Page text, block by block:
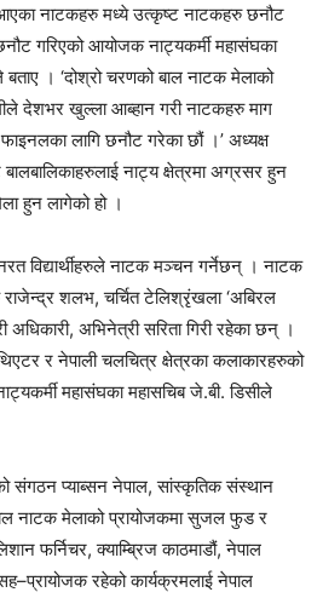
नाटकहरु मध्ये उत्कृष्ट नाटकहरु छनौट
गरिएको आयोजक नाट्यकर्मी महासंघका
बताए । ‘दोश्रो चरणको बाल नाटक मेलाको
देशभर खुल्ला आब्हान गरी नाटकहरु माग
लागि छनौट गरेका छौं ।’ अध्यक्ष
नाट्य क्षेत्रमा अग्रसर हुन
हुन लागेको हो ।
विद्यार्थीहरुले नाटक मञ्चन गर्नेछन् । नाटक
राजेन्द्र शलभ, चर्चित टेलिश्रृंखला ‘अबिरल
अधिकारी, अभिनेत्री सरिता गिरी रहेका छन् ।
र नेपाली चलचित्र क्षेत्रका कलाकारहरुको
महासंघका महासचिब जे.बी. डिसीले
संगठन प्याब्सन नेपाल, सांस्कृतिक संस्थान
नाटक मेलाको प्रायोजकमा सुजल फुड र
फर्निचर, क्याम्ब्रिज काठमाडौं, नेपाल
रहेको कार्यक्रमलाई नेपाल